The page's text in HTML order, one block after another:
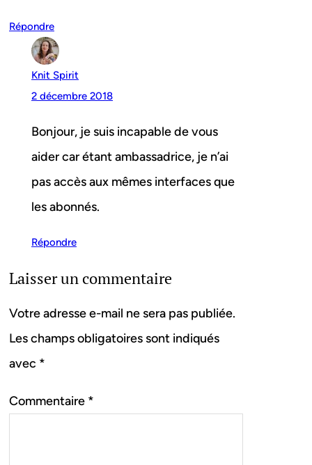
Répondre
Knit Spirit
2 décembre 2018
Bonjour, je suis incapable de vous
aider car étant ambassadrice, je n’ai
pas accès aux mêmes interfaces que
les abonnés.
Répondre
Laisser un commentaire
Votre adresse e-mail ne sera pas publiée.
Les champs obligatoires sont indiqués
avec *
Commentaire *